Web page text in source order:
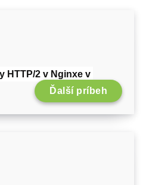
HTTP/2 v Nginxe v
Ďalší príbeh